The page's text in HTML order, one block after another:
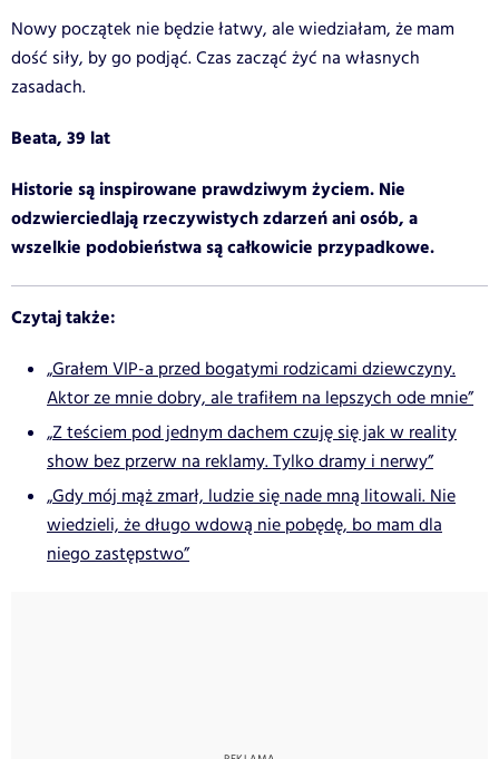
Nowy początek nie będzie łatwy, ale wiedziałam, że mam
dość siły, by go podjąć. Czas zacząć żyć na własnych
zasadach.
Beata, 39 lat
Historie są inspirowane prawdziwym życiem. Nie
odzwierciedlają rzeczywistych zdarzeń ani osób, a
wszelkie podobieństwa są całkowicie przypadkowe.
Czytaj także:
„Grałem VIP-a przed bogatymi rodzicami dziewczyny.
Aktor ze mnie dobry, ale trafiłem na lepszych ode mnie”
„Z teściem pod jednym dachem czuję się jak w reality
show bez przerw na reklamy. Tylko dramy i nerwy”
„Gdy mój mąż zmarł, ludzie się nade mną litowali. Nie
wiedzieli, że długo wdową nie pobędę, bo mam dla
niego zastępstwo”